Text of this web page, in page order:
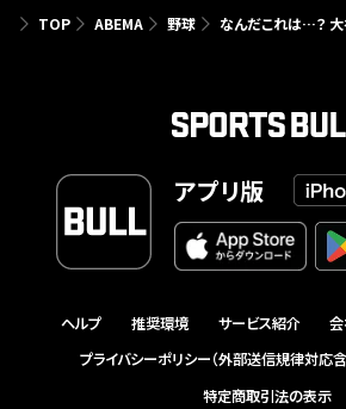
TOP ABEMA 野球 なんだこれは…？ 大
アプリ版
ヘルプ 推奨環境 サービス紹介
プライバシーポリシー（外部送信規律対応含
特定商取引法の表示